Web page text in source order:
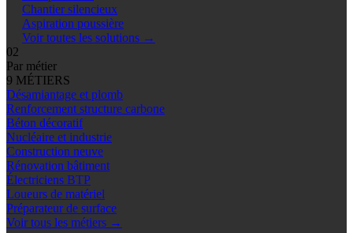
Chantier silencieux
Aspiration poussière
Voir toutes les solutions →
02
Par métier
9 MÉTIERS
Désamiantage et plomb
Renforcement structure carbone
Béton décoratif
Nucléaire et industrie
Construction neuve
Rénovation bâtiment
Électriciens BTP
Loueurs de matériel
Préparateur de surface
Voir tous les métiers →